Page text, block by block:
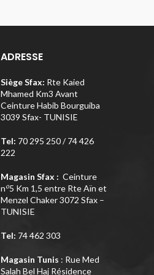
ADRESSE
Siège Sfax: Rte Kaied
Mhamed Km3 Avant
Ceinture Habib Bourguiba
3039 Sfax- TUNISIE
Tel: 70 295 250 / 74 426
222
Magasin Sfax : Ceinture
no5 Km 1,5 entre Rte Aïn et
Menzel Chaker 3072 Sfax –
TUNISIE
Tel: 74 462 303
Magasin Tunis : Rue Med
Salah Bel Haj Résidence